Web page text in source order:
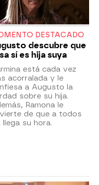
DESTACADO
descubre que
sí es hija suya
está cada vez
acorralada y le
a Augusto la
sobre su hija.
Ramona le
de que a todos
llega su hora.